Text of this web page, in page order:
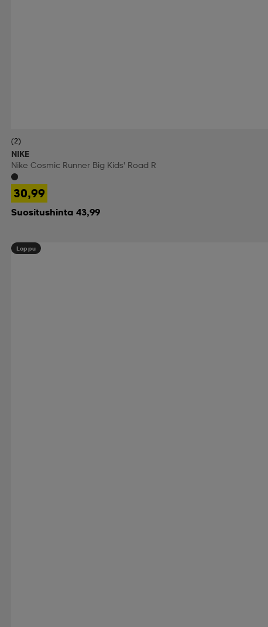
(2)
NIKE
Nike Cosmic Runner Big Kids' Road R
30,99
Suositushinta 43,99
Loppu